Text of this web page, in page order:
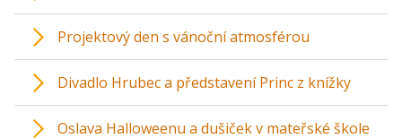
Projektový den s vánoční atmosférou
Divadlo Hrubec a představení Princ z knížky
Oslava Halloweenu a dušiček v mateřské škole